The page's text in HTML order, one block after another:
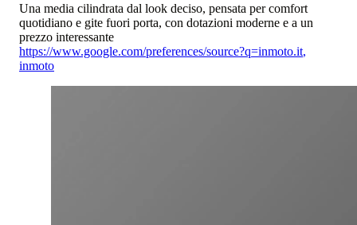
Una media cilindrata dal look deciso, pensata per comfort
quotidiano e gite fuori porta, con dotazioni moderne e a un
prezzo interessante
https://www.google.com/preferences/source?q=inmoto.it,
inmoto